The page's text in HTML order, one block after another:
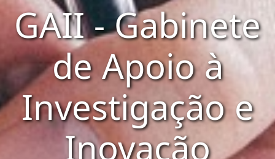
GAII - Gabinete
de Apoio à
Investigação e
Inovação